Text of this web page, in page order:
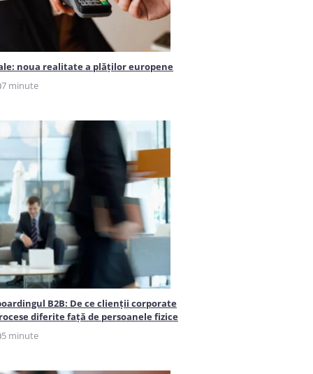
noua realitate a plăților europene
7 minute
B2B: De ce clienții corporate
diferite față de persoanele fizice
5 minute